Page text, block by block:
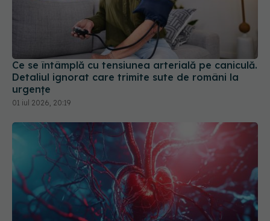
Ce se întâmplă cu tensiunea arterială pe caniculă.
Detaliul ignorat care trimite sute de români la
urgențe
01 iul 2026, 20:19